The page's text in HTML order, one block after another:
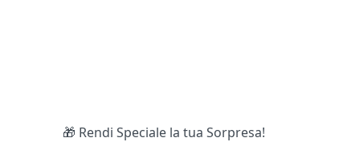
🎁 Rendi Speciale la tua Sorpresa!